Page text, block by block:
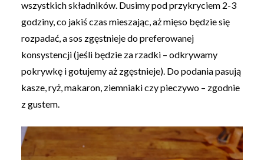
wszystkich składników. Dusimy pod przykryciem 2-3
godziny, co jakiś czas mieszając, aż mięso będzie się
rozpadać, a sos zgęstnieje do preferowanej
konsystencji (jeśli będzie za rzadki – odkrywamy
pokrywkę i gotujemy aż zgęstnieje). Do podania pasują
kasze, ryż, makaron, ziemniaki czy pieczywo – zgodnie
z gustem.